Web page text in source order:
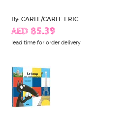
By: CARLE/CARLE ERIC
AED 85.39
lead time for order delivery